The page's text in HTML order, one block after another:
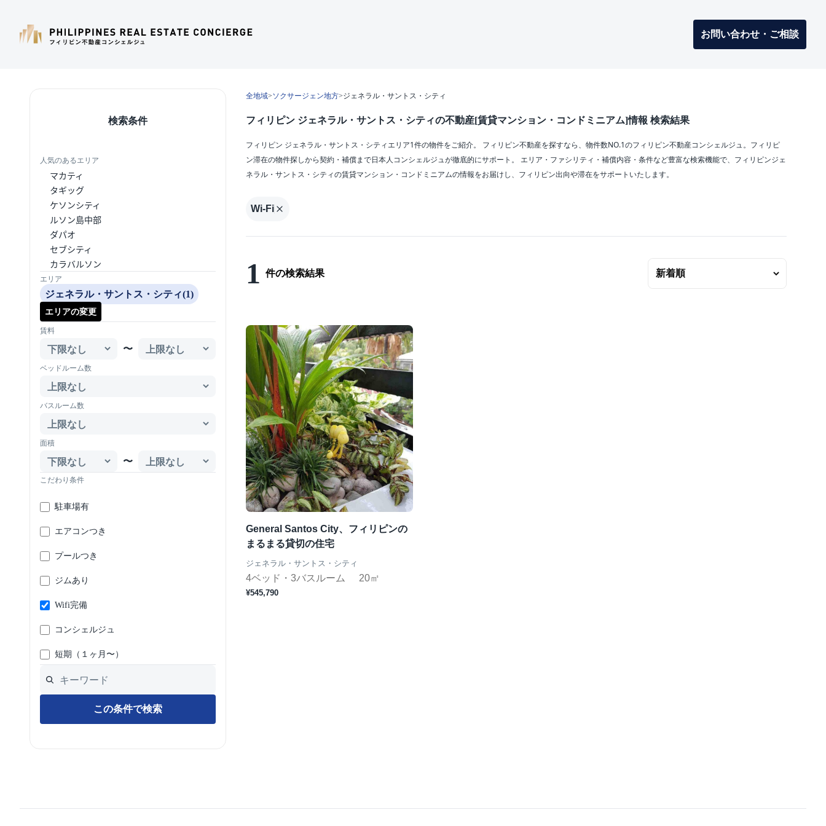
お問い合わせ・ご相談
検索条件
人気のあるエリア
マカティ
タギッグ
ケソンシティ
ルソン島中部
ダパオ
セブシティ
カラバルソン
エリア
ジェネラル・サントス・シティ(1)
エリアの変更
賃料
〜
ベッドルーム数
バスルーム数
面積
〜
こだわり条件
駐車場有
エアコンつき
プールつき
ジムあり
Wifi完備
コンシェルジュ
短期（１ヶ月〜）
この条件で検索
全地域>ソクサージェン地方>ジェネラル・サントス・シティ
フィリピン ジェネラル・サントス・シティの不動産[賃貸マンション・コンドミニアム]情報 検索結果
フィリピン ジェネラル・サントス・シティエリア1件の物件をご紹介。 フィリピン不動産を探すなら、物件数NO.1のフィリピン不動産コンシェルジュ。フィリピ
ン滞在の物件探しから契約・補償まで日本人コンシェルジュが徹底的にサポート。 エリア・ファシリティ・補償内容・条件など豊富な検索機能で、フィリピンジェ
ネラル・サントス・シティの賃貸マンション・コンドミニアムの情報をお届けし、フィリピン出向や滞在をサポートいたします。
Wi-Fi
1 件の検索結果
General Santos City、フィリピンの
まるまる貸切の住宅
ジェネラル・サントス・シティ
4ベッド・3バスルーム 20㎡
¥545,790